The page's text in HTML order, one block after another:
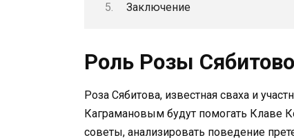
Заключение
Роль Розы
Роза Сябитова, известная сваха и
Каграмановым будут помогать Клаве
советы, анализировать поведение